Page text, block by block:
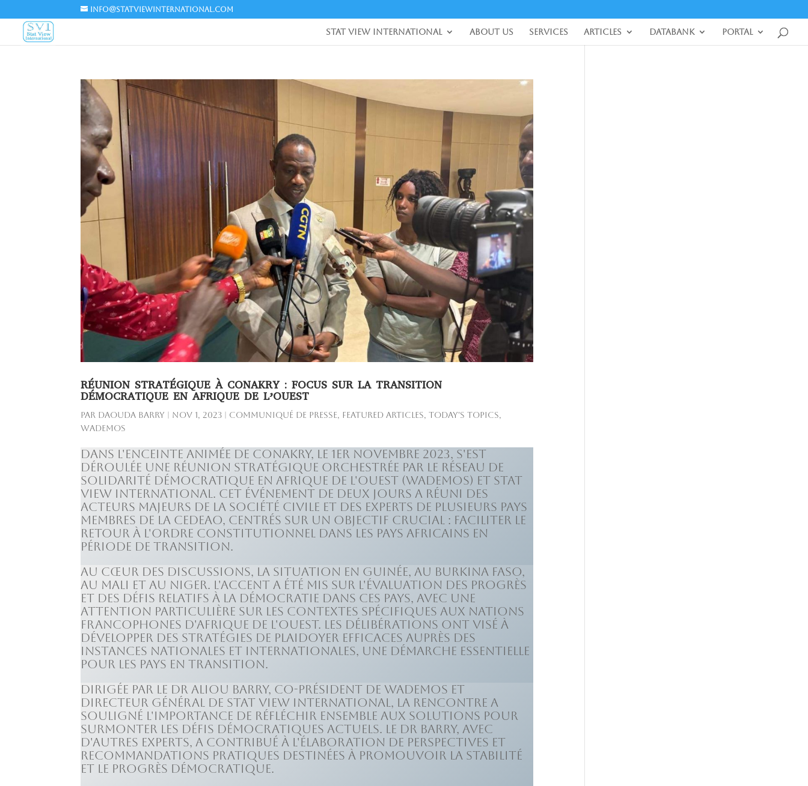
info@statviewinternational.com
Stat View International About Us Services Articles DataBank Portal
RÉUNION STRATÉGIQUE À CONAKRY : FOCUS SUR LA TRANSITION
DÉMOCRATIQUE EN AFRIQUE DE L’OUEST
par Daouda Barry Nov 1, 2023 Communiqué de presse, Featured Articles,Today's Topics,
Wademos
Dans l'enceinte animée de Conakry, le 1er novembre 2023, s'est
déroulée une réunion stratégique orchestrée par le Réseau de
solidarité démocratique en Afrique de l'Ouest (WADEMOS) et Stat
View International. Cet événement de deux jours a réuni des
acteurs majeurs de la société civile et des experts de plusieurs pays
membres de la CEDEAO, centrés sur un objectif crucial : faciliter le
retour à l'ordre constitutionnel dans les pays africains en
période de transition.
Au cœur des discussions, la situation en Guinée, au Burkina Faso,
au Mali et au Niger. L'accent a été mis sur l'évaluation des progrès
et des défis relatifs à la démocratie dans ces pays, avec une
attention particulière sur les contextes spécifiques aux nations
francophones d'Afrique de l'Ouest. Les délibérations ont visé à
développer des stratégies de plaidoyer efficaces auprès des
instances nationales et internationales, une démarche essentielle
pour les pays en transition.
Dirigée par le Dr Aliou Barry, co-président de WADEMOS et
Directeur Général de Stat View International, la rencontre a
souligné l'importance de réfléchir ensemble aux solutions pour
surmonter les défis démocratiques actuels. Le Dr Barry, avec
d'autres experts, a contribué à l'élaboration de perspectives et
recommandations pratiques destinées à promouvoir la stabilité
et le progrès démocratique.